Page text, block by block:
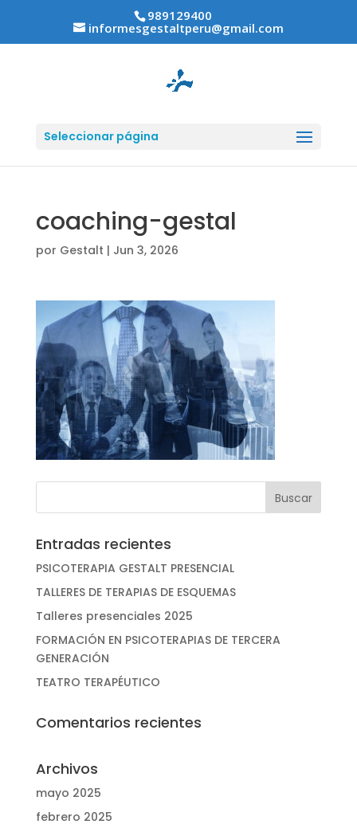
989129400
informesgestaltperu@gmail.com
Seleccionar página
coaching-gestal
por Gestalt | Jun 3, 2026
Entradas recientes
PSICOTERAPIA GESTALT PRESENCIAL
TALLERES DE TERAPIAS DE ESQUEMAS
Talleres presenciales 2025
FORMACIÓN EN PSICOTERAPIAS DE TERCERA
GENERACIÓN
TEATRO TERAPÉUTICO
Comentarios recientes
Archivos
mayo 2025
febrero 2025